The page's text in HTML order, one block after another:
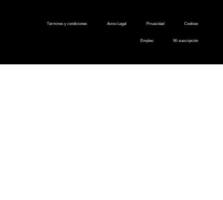
Términos y condiciones Aviso Legal Privacidad Cookies
Empleo Mi suscripción